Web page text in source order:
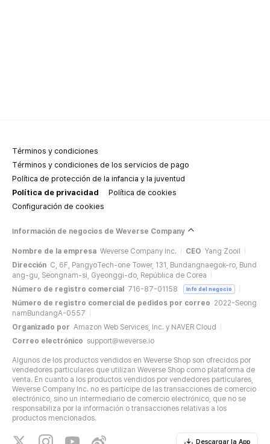
Términos y condiciones
Términos y condiciones de los servicios de pago
Política de protección de la infancia y la juventud
Política de privacidad
Política de cookies
Configuración de cookies
Información de negocios de Weverse Company
Nombre de la empresa Weverse Company Inc. CEO Yang Zooil
Dirección C, 6F, PangyoTech-one Tower, 131, Bundangnaegok-ro, Bund
ang-gu, Seongnam-si, Gyeonggi-do, República de Corea
Número de registro comercial
716-87-01158 Info del negocio
Número de registro comercial de pedidos por correo 2022-Seong
namBundangA-0557
Organizado por Amazon Web Services, Inc. y NAVER Cloud
Correo electrónico support@weverse.io
Algunos de los productos vendidos en Weverse Shop son ofrecidos por
vendedores particulares que utilizan Weverse Shop como plataforma de
venta. En cuanto a los productos vendidos por vendedores particulares,
Weverse Company Inc. no es partícipe de las transacciones de comercio
electrónico, sino un intermediario de comercio electrónico, que no se
responsabiliza por la información o transacciones relativas a los
productos mencionados.
Descargar la App